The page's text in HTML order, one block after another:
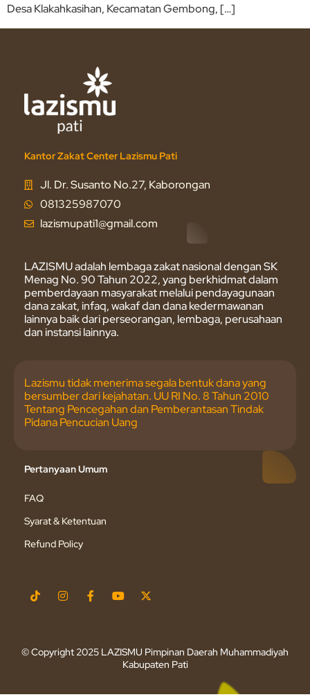
Desa Klakahkasihan, Kecamatan Gembong, […]
Kantor Zakat Center Lazismu Pati
Jl. Dr. Susanto No.27, Kaborongan
081325987070
lazismupati1@gmail.com
LAZISMU adalah lembaga zakat nasional dengan SK
Menag No. 90 Tahun 2022, yang berkhidmat dalam
pemberdayaan masyarakat melalui pendayagunaan
dana zakat, infaq, wakaf dan dana kedermawanan
lainnya baik dari perseorangan, lembaga, perusahaan
dan instansi lainnya.
Lazismu tidak menerima segala bentuk dana yang
bersumber dari kejahatan. UU RI No. 8 Tahun 2010
Tentang Pencegahan dan Pemberantasan Tindak
Pidana Pencucian Uang
Pertanyaan Umum
FAQ
Syarat & Ketentuan
Refund Policy
© Copyright 2025 LAZISMU Pimpinan Daerah Muhammadiyah
Kabupaten Pati